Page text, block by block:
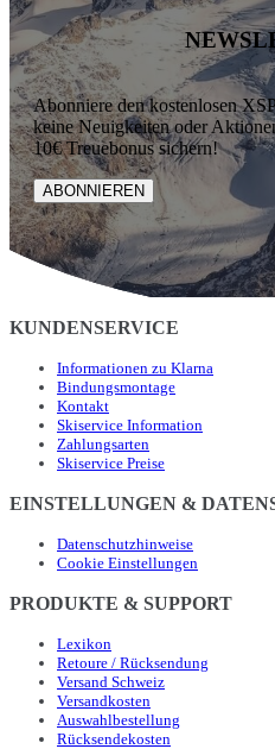
Abonniere den kostenlosen
keine Neuigkeiten oder
10€ Treuebonus sichern!
ABONNIEREN
KUNDENSERVICE
Informationen zu Klarna
Bindungsmontage
Kontakt
Skiservice Information
Zahlungsarten
Skiservice Preise
EINSTELLUNGEN &
Datenschutzhinweise
Cookie Einstellungen
PRODUKTE & SUPPORT
Lexikon
Retoure / Rücksendung
Versand Schweiz
Versandkosten
Auswahlbestellung
Rücksendekosten